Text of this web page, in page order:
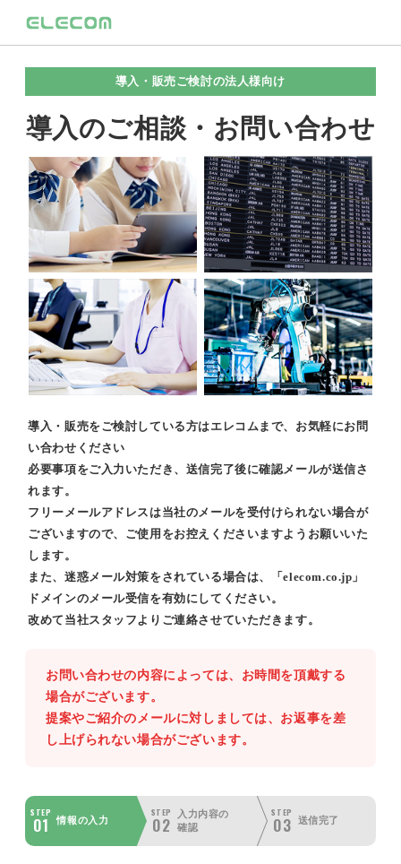
導入・販売ご検討の法人様向け
導入のご相談・お問い合わせ
導入・販売をご検討している方はエレコムまで、お気軽にお問
い合わせください
必要事項をご入力いただき、送信完了後に確認メールが送信さ
れます。
フリーメールアドレスは当社のメールを受付けられない場合が
ございますので、ご使用をお控えくださいますようお願いいた
します。
また、迷惑メール対策をされている場合は、「elecom.co.jp」
ドメインのメール受信を有効にしてください。
改めて当社スタッフよりご連絡させていただきます。
お問い合わせの内容によっては、お時間を頂戴する
場合がございます。
提案やご紹介のメールに対しましては、お返事を差
し上げられない場合がございます。
STEP
01 情報の入力
STEP
02
入力内容の
確認
STEP
03 送信完了